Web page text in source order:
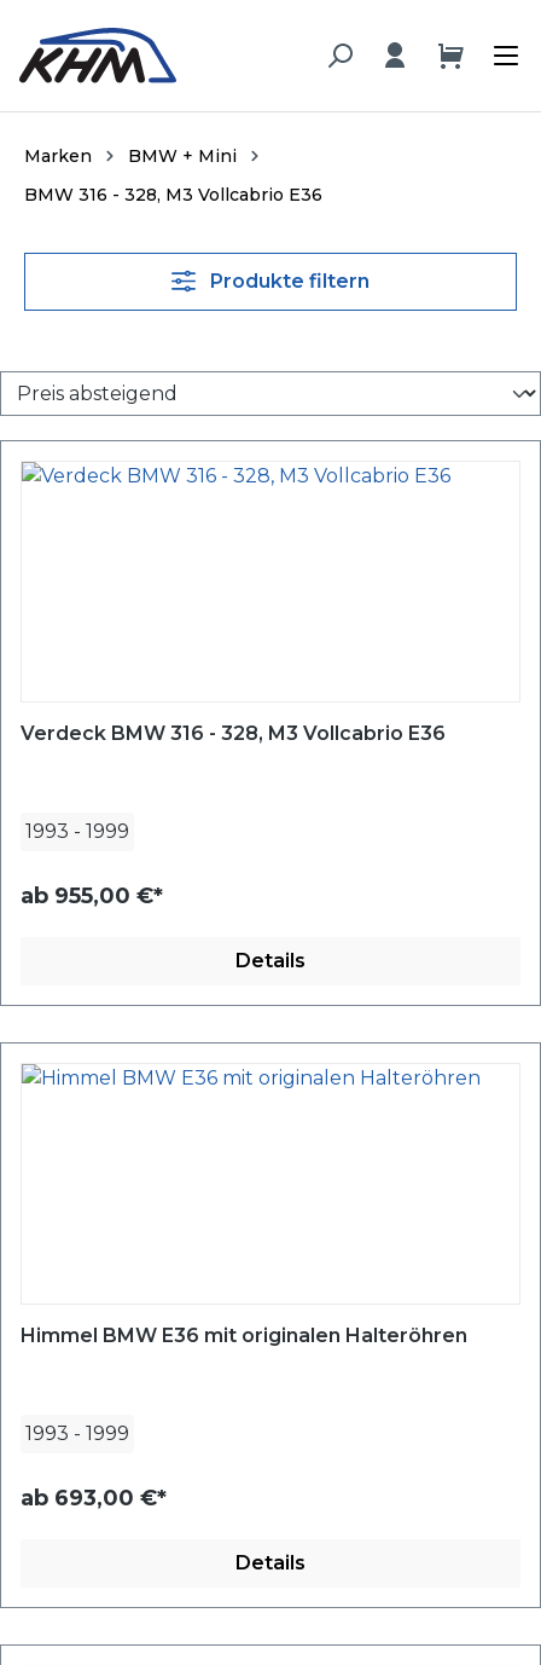
springen
Marken
BMW + Mini
BMW 316 - 328, M3 Vollcabrio E36
Produkte filtern
Verdeck BMW 316 - 328, M3 Vollcabrio E36
1993 - 1999
ab 955,00 €*
Details
Himmel BMW E36 mit originalen Halteröhren
1993 - 1999
ab 693,00 €*
Details